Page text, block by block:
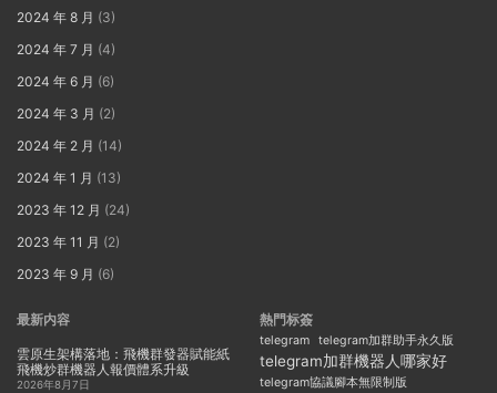
2024 年 8 月 (3)
2024 年 7 月 (4)
2024 年 6 月 (6)
2024 年 3 月 (2)
2024 年 2 月 (14)
2024 年 1 月 (13)
2023 年 12 月 (24)
2023 年 11 月 (2)
2023 年 9 月 (6)
最新内容
雲原生架構落地：飛機群發器賦能紙
飛機炒群機器人報價體系升級
2026年8月7日
熱門标簽
telegram telegram加群助手永久版
telegram加群機器人哪家好
telegram協議腳本無限制版